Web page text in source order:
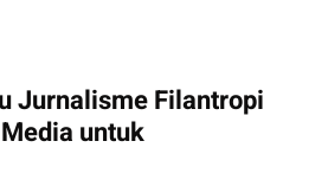
Jurnalisme Filantropi
untuk